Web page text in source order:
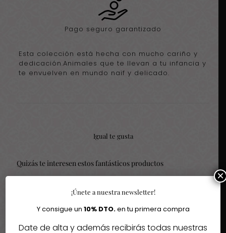
Pago seguro garantizado
Esta colección está hecha con mucho cariño y
dedicación.Animales que te llevan a tu infancia y
te envuelven en mundo naif y delicado.
Igual te gusta
Quizás te interesen estos fantásticos productos
-30%
¡Únete a nuestra newsletter!
Y consigue un 10% DTO.en tu primera compra
Date de alta y además recibirás todas nuestras
×